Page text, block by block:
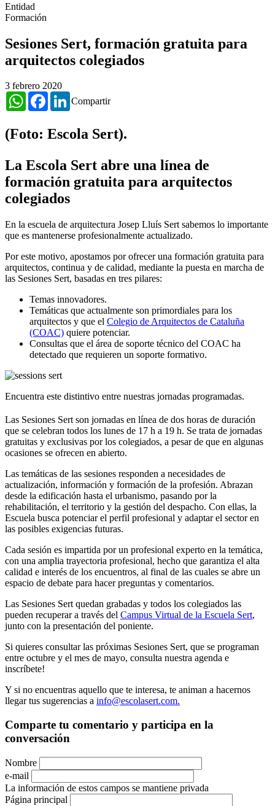
Entidad
Formación
Sesiones Sert, formación gratuita para
arquitectos colegiados
3 febrero 2020
Compartir
WhatsAppFacebookLinkedIn
(Foto: Escola Sert).
La Escola Sert abre una línea de
formación gratuita para arquitectos
colegiados
En la escuela de arquitectura Josep Lluís Sert sabemos lo importante
que es mantenerse profesionalmente actualizado.
Por este motivo, apostamos por ofrecer una formación gratuita para
arquitectos, continua y de calidad, mediante la puesta en marcha de
las Sesiones Sert, basadas en tres pilares:
Temas innovadores.
Temáticas que actualmente son primordiales para los
arquitectos y que el Colegio de Arquitectos de Cataluña
(COAC) quiere potenciar.
Consultas que el área de soporte técnico del COAC ha
detectado que requieren un soporte formativo.
Encuentra este distintivo entre nuestras jornadas programadas.
Las Sesiones Sert son jornadas en línea de dos horas de duración
que se celebran todos los lunes de 17 h a 19 h. Se trata de jornadas
gratuitas y exclusivas por los colegiados, a pesar de que en algunas
ocasiones se ofrecen en abierto.
Las temáticas de las sesiones responden a necesidades de
actualización, información y formación de la profesión. Abrazan
desde la edificación hasta el urbanismo, pasando por la
rehabilitación, el territorio y la gestión del despacho. Con ellas, la
Escuela busca potenciar el perfil profesional y adaptar el sector en
las posibles exigencias futuras.
Cada sesión es impartida por un profesional experto en la temática,
con una amplia trayectoria profesional, hecho que garantiza el alta
calidad e interés de los encuentros, al final de las cuales se abre un
espacio de debate para hacer preguntas y comentarios.
Las Sesiones Sert quedan grabadas y todos los colegiados las
pueden recuperar a través del Campus Virtual de la Escuela Sert,
junto con la presentación del poniente.
Si quieres consultar las próximas Sesiones Sert, que se programan
entre octubre y el mes de mayo, consulta nuestra agenda e
inscríbete!
Y si no encuentras aquello que te interesa, te animan a hacernos
llegar tus sugerencias a info@escolasert.com.
Comparte tu comentario y participa en la
conversación
Nombre
e-mail
La información de estos campos se mantiene privada
Página principal